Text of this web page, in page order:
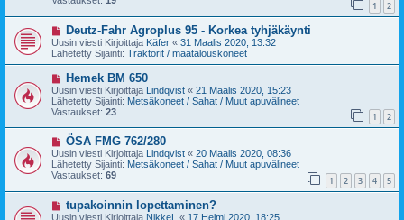
v
i
e
s
t
1 2
U
u
s
i
v
e
s
t
i
Deutz-Fahr Agroplus 95 - Korkea tyhjäkäynti
Uusin viesti Kirjoittaja Käfer « 31 Maalis 2020, 13:32
Lähetetty Sijainti: Traktorit / maatalouskoneet
U
u
s
i
v
i
e
s
t
i
Hemek BM 650
Uusin viesti Kirjoittaja Lindqvist « 21 Maalis 2020, 15:23
Lähetetty Sijainti: Metsäkoneet / Sahat / Muut apuvälineet
Vastaukset: 23 1 2
U
u
s
i
i
e
s
ÖSA FMG 762/280
Uusin viesti Kirjoittaja Lindqvist « 20 Maalis 2020, 08:36
Lähetetty Sijainti: Metsäkoneet / Sahat / Muut apuvälineet
Vastaukset: 69 1 2 3 4 5
U
u
tupakoinnin lopettaminen?
Uusin viesti Kirjoittaja NikkeL « 17 Helmi 2020, 18:25